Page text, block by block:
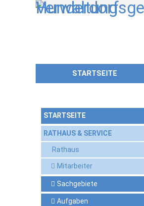
,zur Navigation oderzur Startseite
STARTSEITE
STARTSEITE
RATHAUS & SERVICE
Rathaus
Mitarbeiter
Sachgebiete
Aufgaben